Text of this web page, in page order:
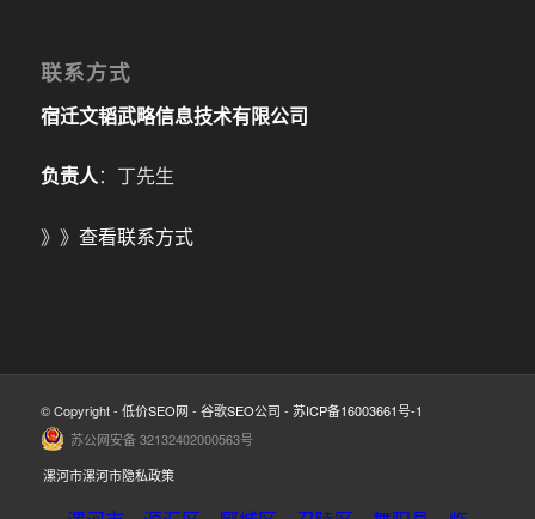
联系方式
宿迁文韬武略信息技术有限公司
负责人：丁先生
》》 查看联系方式
© Copyright - 低价SEO网 - 谷歌SEO公司 - 苏ICP备16003661号-1
苏公网安备 32132402000563号
漯河市漯河市隐私政策